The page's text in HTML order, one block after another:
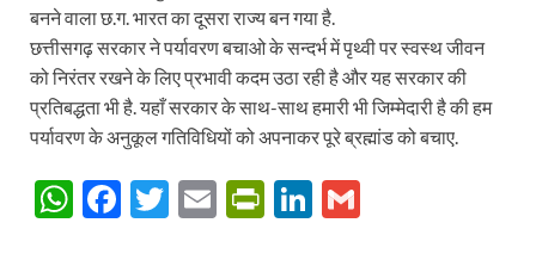
बनने वाला छ.ग. भारत का दूसरा राज्य बन गया है.
छत्तीसगढ़ सरकार ने पर्यावरण बचाओ के सन्दर्भ में पृथ्वी पर स्वस्थ जीवन
को निरंतर रखने के लिए प्रभावी कदम उठा रही है और यह सरकार की
प्रतिबद्धता भी है. यहाँ सरकार के साथ-साथ हमारी भी जिम्मेदारी है की हम
पर्यावरण के अनुकूल गतिविधियों को अपनाकर पूरे ब्रह्मांड को बचाए.
W F
T
E
P
Li